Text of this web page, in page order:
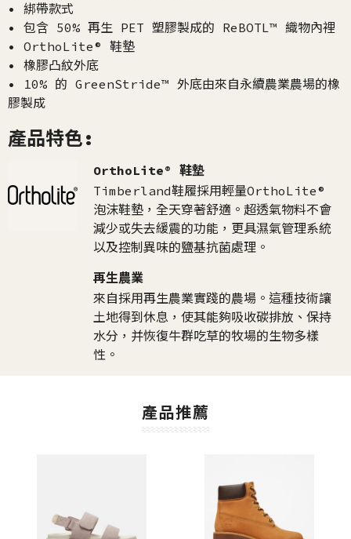
• 綁帶款式
• 包含 50% 再生 PET 塑膠製成的 ReBOTL™ 織物內裡
• OrthoLite® 鞋墊
• 橡膠凸紋外底
• 10% 的 GreenStride™ 外底由來自永續農業農場的橡
膠製成
產品特色:
OrthoLite® 鞋墊
Timberland鞋履採用輕量OrthoLite®
泡沫鞋墊，全天穿著舒適。超透氣物料不會
減少或失去緩震的功能，更具濕氣管理系統
以及控制異味的鹽基抗菌處理。
再生農業
來自採用再生農業實踐的農場。這種技術讓
土地得到休息，使其能夠吸收碳排放、保持
水分，并恢復牛群吃草的牧場的生物多樣
性。
產品推薦